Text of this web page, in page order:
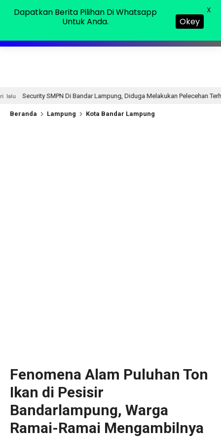
Bandar Lampung, Diduga Melakukan Pelecehan Terhadap Puluhan Siswi
Beranda Lampung Kota Bandar Lampung
Fenomena Alam Puluhan Ton
Ikan di Pesisir
Bandarlampung, Warga
Ramai-Ramai Mengambilnya
Dapatkan Berita Pilihan Di Whatsapp
Untuk Anda.
Okey
X